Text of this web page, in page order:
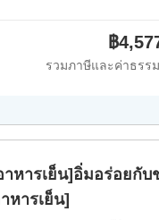
฿
รวมภาษีและค่าธรร
หารเย็น]อิ่มอร่อยกั
หารเย็น]